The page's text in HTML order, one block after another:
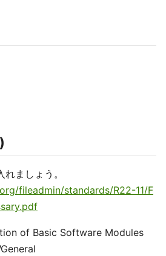
ましょう。
fileadmin/standards/R22-11/F
of Basic Software Modules